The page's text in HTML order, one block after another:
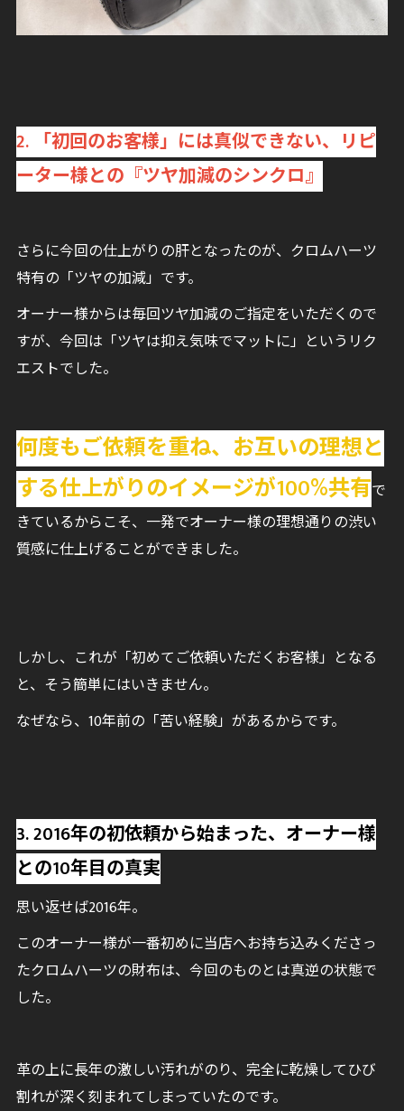
2. 「初回のお客様」には真似できない、リピ
ーター様との『ツヤ加減のシンクロ』
さらに今回の仕上がりの肝となったのが、クロムハーツ
特有の「ツヤの加減」です。
オーナー様からは毎回ツヤ加減のご指定をいただくので
すが、今回は「ツヤは抑え気味でマットに」というリク
エストでした。
何度もご依頼を重ね、お互いの理想と
する仕上がりのイメージが100%共有で
きているからこそ、一発でオーナー様の理想通りの渋い
質感に仕上げることができました。
しかし、これが「初めてご依頼いただくお客様」となる
と、そう簡単にはいきません。
なぜなら、10年前の「苦い経験」があるからです。
3. 2016年の初依頼から始まった、オーナー様
との10年目の真実
思い返せば2016年。
このオーナー様が一番初めに当店へお持ち込みくださっ
たクロムハーツの財布は、今回のものとは真逆の状態で
した。
革の上に長年の激しい汚れがのり、完全に乾燥してひび
割れが深く刻まれてしまっていたのです。